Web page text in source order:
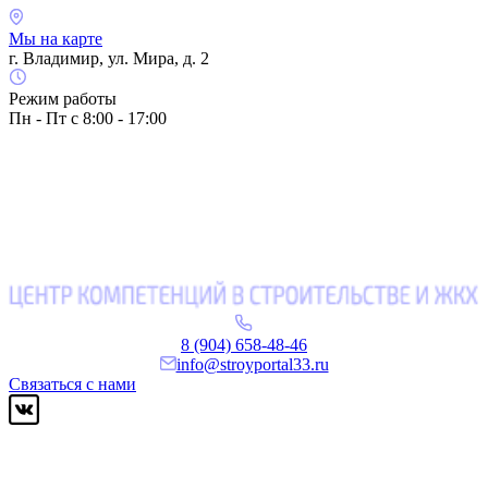
Мы на карте
г. Владимир, ул. Мира, д. 2
Режим работы
Пн - Пт с 8:00 - 17:00
8 (904) 658-48-46
info@stroyportal33.ru
Связаться с нами